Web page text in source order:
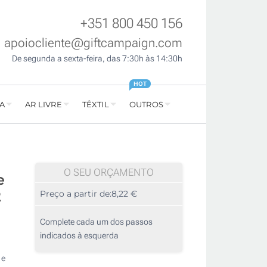
+351 800 450 156
apoiocliente@giftcampaign.com
De segunda a sexta-feira, das 7:30h às 14:30h
AR LIVRE TÊXTIL OUTROS
HOT
O SEU ORÇAMENTO
Preço a partir de:8,22 €
Complete cada um dos passos
indicados à esquerda